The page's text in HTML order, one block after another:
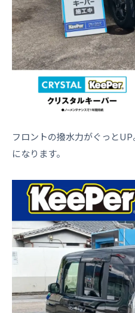
フロントの撥水力がぐっと
になります。